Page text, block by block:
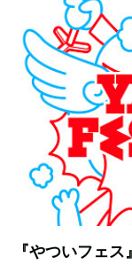
『やついフェ